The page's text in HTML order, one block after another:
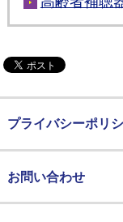
プライバシーポリ
お問い合わせ